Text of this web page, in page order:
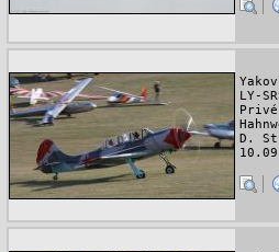
LY-
Privé
D.